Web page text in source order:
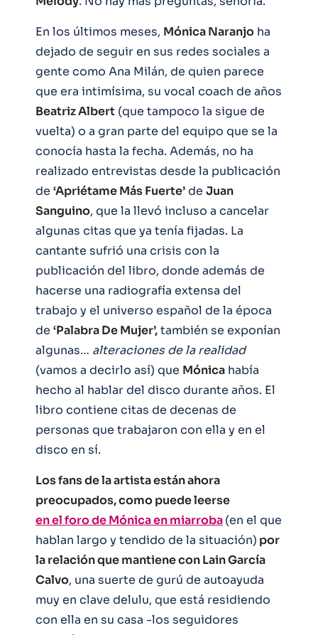
En los últimos meses, Mónica Naranjo ha
dejado de seguir en sus redes sociales a
gente como Ana Milán, de quien parece
que era intimísima, su vocal coach de años
Beatriz Albert (que tampoco la sigue de
vuelta) o a gran parte del equipo que se la
conocía hasta la fecha. Además, no ha
realizado entrevistas desde la publicación
de ‘Apriétame Más Fuerte’de Juan
Sanguino, que la llevó incluso a cancelar
algunas citas que ya tenía fijadas. La
cantante sufrió una crisis con la
publicación del libro, donde además de
hacerse una radiografía extensa del
trabajo y el universo español de la época
de ‘Palabra De Mujer’,también se exponían
algunas… alteraciones de la realidad
(vamos a decirlo así) que Mónica había
hecho al hablar del disco durante años. El
libro contiene citas de decenas de
personas que trabajaron con ella y en el
disco en sí.
Los fans de la artista están ahora
preocupados, como puede leerse
en el foro de Mónica en miarroba(en el que
hablan largo y tendido de la situación) por
la relación que mantiene con Lain García
Calvo, una suerte de gurú de autoayuda
muy en clave delulu, que está residiendo
con ella en su casa -los seguidores